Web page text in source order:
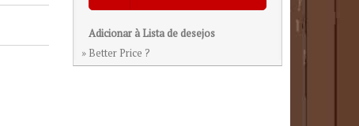
Adicionar à Lista de desejos
» Better Price ?